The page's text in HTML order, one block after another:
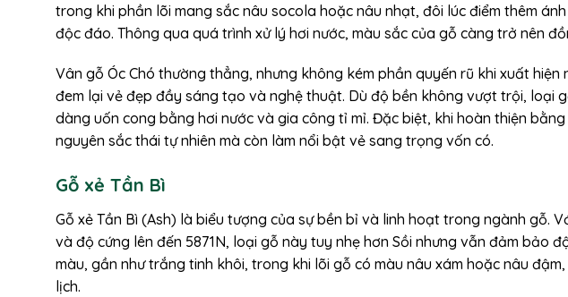
trong khi phần lõi mang sắc nâu socola hoặc nâu nhạt, đôi lúc điểm thêm
độc đáo. Thông qua quá trình xử lý hơi nước, màu sắc của gỗ càng trở nên
Vân gỗ Óc Chó thường thẳng, nhưng không kém phần quyến rũ khi xuất
đem lại vẻ đẹp đầy sáng tạo và nghệ thuật. Dù độ bền không vượt trội, loại
dàng uốn cong bằng hơi nước và gia công tỉ mỉ. Đặc biệt, khi hoàn thiện
nguyên sắc thái tự nhiên mà còn làm nổi bật vẻ sang trọng vốn có.
Gỗ xẻ Tần Bì
Gỗ xẻ Tần Bì (Ash) là biểu tượng của sự bền bỉ và linh hoạt trong ngành gỗ.
và độ cứng lên đến 5871N, loại gỗ này tuy nhẹ hơn Sồi nhưng vẫn đảm bảo
màu, gần như trắng tinh khôi, trong khi lõi gỗ có màu nâu xám hoặc nâu
lịch.